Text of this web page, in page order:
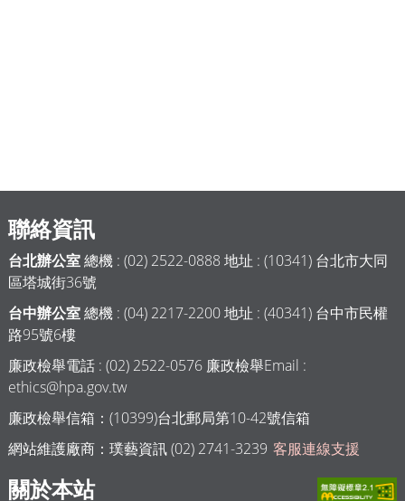
聯絡資訊
台北辦公室總機 : (02) 2522-0888 地址 : (10341) 台北市大同
區塔城街36號
台中辦公室總機 : (04) 2217-2200 地址 : (40341) 台中市民權
路95號6樓
廉政檢舉電話 : (02) 2522-0576 廉政檢舉Email :
ethics@hpa.gov.tw
廉政檢舉信箱：(10399)台北郵局第10-42號信箱
網站維護廠商：璞藝資訊 (02) 2741-3239 客服連線支援
關於本站